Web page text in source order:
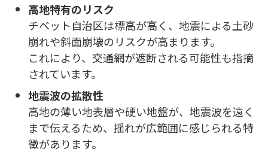
高地特有のリスク
チベット自治区は標高が高く、地震による土砂
崩れや斜面崩壊のリスクが高まります。
これにより、交通網が遮断される可能性も指摘
されています。
地震波の拡散性
高地の薄い地表層や硬い地盤が、地震波を遠く
まで伝えるため、揺れが広範囲に感じられる特
徴があります。